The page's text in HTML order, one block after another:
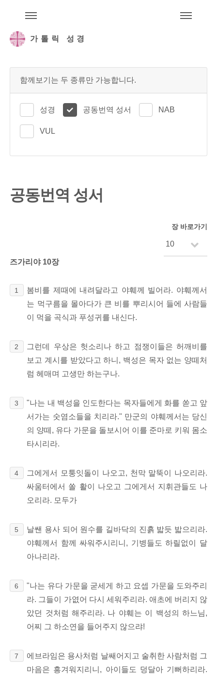
가톨릭 성경
함께보기는 두 종류만 가능합니다.
성경 공동번역 성서 NAB
VUL
공동번역 성서
장 바로가기
즈가리야 10장
1
봄비를 제때에 내려달라고 야훼께 빌어라. 야훼께서
는 먹구름을 몰아다가 큰 비를 뿌리시어 들에 사람들
이 먹을 곡식과 푸성귀를 내신다.
2
그런데 우상은 헛소리나 하고 점쟁이들은 허깨비를
보고 계시를 받았다고 하니, 백성은 목자 없는 양떼처
럼 헤매며 고생만 하는구나.
3
"나는 내 백성을 인도한다는 목자들에게 화를 쏟고 앞
서가는 숫염소들을 치리라." 만군의 야훼께서는 당신
의 양떼, 유다 가문을 돌보시어 이를 준마로 키워 몸소
타시리라.
4
그에게서 모퉁잇돌이 나오고, 천막 말뚝이 나오리라.
싸움터에서 쏠 활이 나오고 그에게서 지휘관들도 나
오리라. 모두가
5
날쌘 용사 되어 원수를 길바닥의 진흙 밟듯 밟으리라.
야훼께서 함께 싸워주시리니, 기병들도 하릴없이 달
아나리라.
6
"나는 유다 가문을 굳세게 하고 요셉 가문을 도와주리
라. 그들이 가엾어 다시 세워주리라. 애초에 버리지 않
았던 것처럼 해주리라. 나 야훼는 이 백성의 하느님,
어찌 그 하소연을 들어주지 않으랴!
7
에브라임은 용사처럼 날쌔어지고 술취한 사람처럼 그
마음은 흥겨워지리니, 아이들도 덩달아 기뻐하리라.